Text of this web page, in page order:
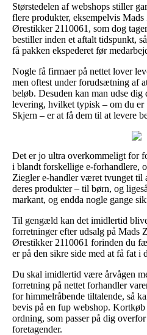
Størstedelen af webshops stiller
flere produkter, eksempelvis
Ørestikker 2110061, som dog
bestiller inden et aftalt tidspunkt,
få pakken ekspederet før
Nogle få firmaer på nettet lover
men oftest under forudsætning af
beløb. Desuden kan man udse
levering, hvilket typisk – om du
Skjern – er at få dem til at levere
Det er jo ultra overkommeligt for
i blandt forskellige e-forhandlere,
Ziegler e-handler været tvunget til
deres produkter – til børn, og
markant, og endda nogle gange
Til gengæld kan det imidlertid
forretninger efter udsalg på Mads
Ørestikker 2110061 forinden du
er på den sikre side med at få fat i
Du skal imidlertid være årvågen
forretning på nettet forhandler
for himmelråbende tiltalende, så
bevis på en fup webshop.
ordning, som passer på dig
foretagender.